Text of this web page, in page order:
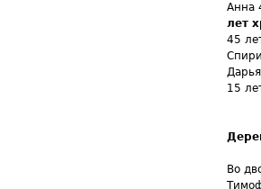
Анна
лет
45
15
Во